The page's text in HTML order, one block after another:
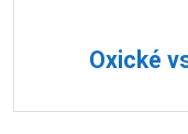
Oxické